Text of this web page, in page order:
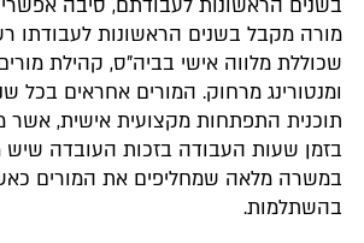
בשנים הראשונות לעבודתם, סיבה
מורה מקבל בשנים הראשונות לעבודתו
שכוללת מלווה אישי בביה"ס, קהילת
ומנטורינג מרחוק. המורים אחראים בכל
תוכנית התפתחות מקצועית אישית, אשר
בזמן שעות העבודה בזכות העובדה שיש
במשרה מלאה שמחליפים את המורים
בהשתלמות.